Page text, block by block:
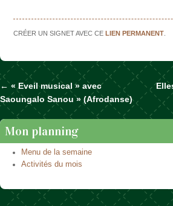
CRÉER UN SIGNET AVEC CELIEN PERMANENT
Naviguer dans les
←« Eveil musical » avec
Saoungalo Sanou » (Afrodanse)
Mon planning
Menu de la semaine
Activités du mois